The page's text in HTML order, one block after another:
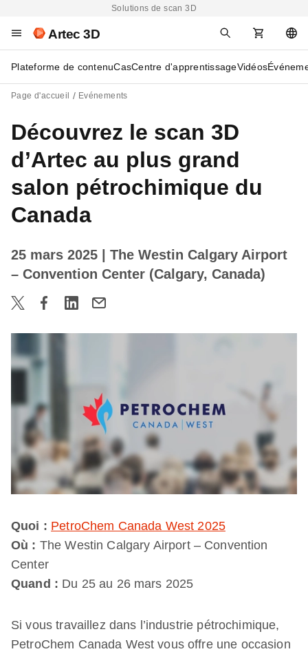
Solutions de scan 3D
Artec 3D
Plateforme de contenuCasCentre d'apprentissageVidéos
Page d'accueil Evénements
Découvrez le scan 3D
d’Artec au plus grand
salon pétrochimique du
Canada
25 mars 2025
| The Westin Calgary Airport
– Convention Center (Calgary, Canada)
Quoi : PetroChem Canada West 2025
Où : The Westin Calgary Airport – Convention
Center
Quand : Du 25 au 26 mars 2025
Si vous travaillez dans l’industrie pétrochimique,
PetroChem Canada West vous offre une occasion